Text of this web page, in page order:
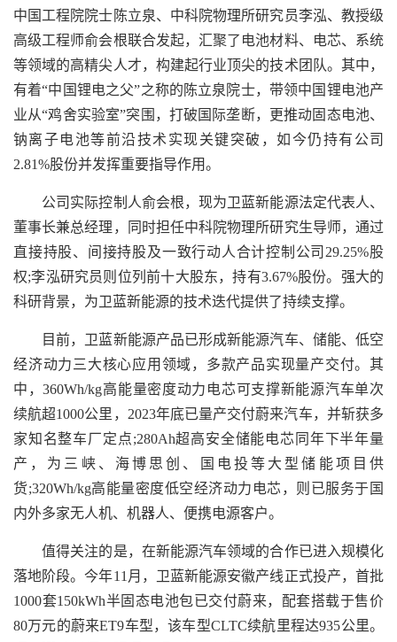
中国工程院院士陈立泉、中科院物理所研究员李泓、教授级
高级工程师俞会根联合发起，汇聚了电池材料、电芯、系统
等领域的高精尖人才，构建起行业顶尖的技术团队。其中，
有着“中国锂电之父”之称的陈立泉院士，带领中国锂电池产
业从“鸡舍实验室”突围，打破国际垄断，更推动固态电池、
钠离子电池等前沿技术实现关键突破，如今仍持有公司
2.81%股份并发挥重要指导作用。
公司实际控制人俞会根，现为卫蓝新能源法定代表人、
董事长兼总经理，同时担任中科院物理所研究生导师，通过
直接持股、间接持股及一致行动人合计控制公司29.25%股
权;李泓研究员则位列前十大股东，持有3.67%股份。强大的
科研背景，为卫蓝新能源的技术迭代提供了持续支撑。
目前，卫蓝新能源产品已形成新能源汽车、储能、低空
经济动力三大核心应用领域，多款产品实现量产交付。其
中，360Wh/kg高能量密度动力电芯可支撑新能源汽车单次
续航超1000公里，2023年底已量产交付蔚来汽车，并斩获多
家知名整车厂定点;280Ah超高安全储能电芯同年下半年量
产，为三峡、海博思创、国电投等大型储能项目供
货;320Wh/kg高能量密度低空经济动力电芯，则已服务于国
内外多家无人机、机器人、便携电源客户。
值得关注的是，在新能源汽车领域的合作已进入规模化
落地阶段。今年11月，卫蓝新能源安徽产线正式投产，首批
1000套150kWh半固态电池包已交付蔚来，配套搭载于售价
80万元的蔚来ET9车型，该车型CLTC续航里程达935公里。